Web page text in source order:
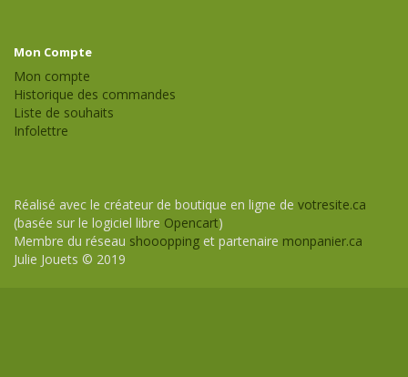
Mon Compte
Mon compte
Historique des commandes
Liste de souhaits
Infolettre
Réalisé avec le créateur de boutique en ligne de votresite.ca
(basée sur le logiciel libre Opencart)
Membre du réseau shooopping et partenaire monpanier.ca
Julie Jouets © 2019